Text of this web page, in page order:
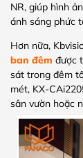
NR, giúp hình
ánh sáng phức
Hơn nữa,
ban đêm được
sát trong đêm
mét, KX-
sân vườn hoặc